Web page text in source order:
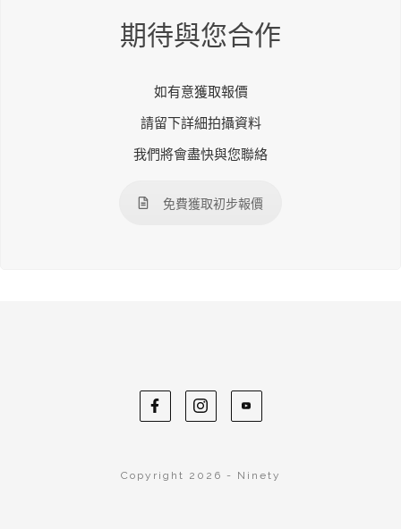
期待與您合作
如有意獲取報價
請留下詳細拍攝資料
我們將會盡快與您聯絡
免費獲取初步報價
Copyright 2026 - Ninety